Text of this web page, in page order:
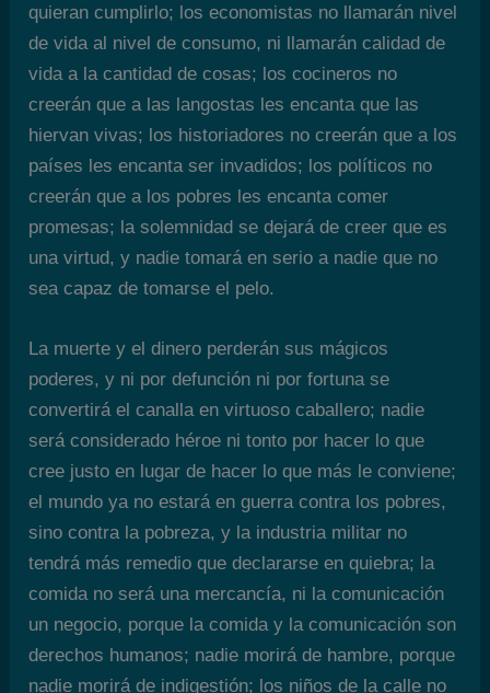
quieran cumplirlo; los economistas no llamarán nivel
de vida al nivel de consumo, ni llamarán calidad de
vida a la cantidad de cosas; los cocineros no
creerán que a las langostas les encanta que las
hiervan vivas; los historiadores no creerán que a los
países les encanta ser invadidos; los políticos no
creerán que a los pobres les encanta comer
promesas; la solemnidad se dejará de creer que es
una virtud, y nadie tomará en serio a nadie que no
sea capaz de tomarse el pelo.
La muerte y el dinero perderán sus mágicos
poderes, y ni por defunción ni por fortuna se
convertirá el canalla en virtuoso caballero; nadie
será considerado héroe ni tonto por hacer lo que
cree justo en lugar de hacer lo que más le conviene;
el mundo ya no estará en guerra contra los pobres,
sino contra la pobreza, y la industria militar no
tendrá más remedio que declararse en quiebra; la
comida no será una mercancía, ni la comunicación
un negocio, porque la comida y la comunicación son
derechos humanos; nadie morirá de hambre, porque
nadie morirá de indigestión; los niños de la calle no